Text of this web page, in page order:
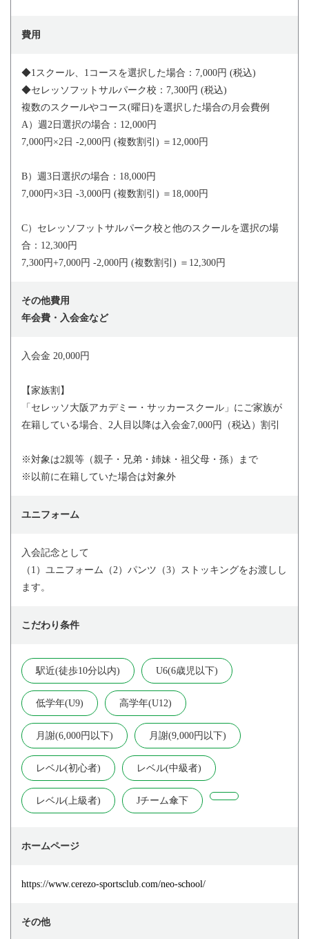
費用
◆1スクール、1コースを選択した場合：7,000円 (税込)
◆セレッソフットサルパーク校：7,300円 (税込)
複数のスクールやコース(曜日)を選択した場合の月会費例
A）週2日選択の場合：12,000円
7,000円×2日 -2,000円 (複数割引) ＝12,000円
B）週3日選択の場合：18,000円
7,000円×3日 -3,000円 (複数割引) ＝18,000円
C）セレッソフットサルパーク校と他のスクールを選択の場
合：12,300円
7,300円+7,000円 -2,000円 (複数割引) ＝12,300円
その他費用
年会費・入会金など
入会金 20,000円
【家族割】
「セレッソ大阪アカデミー・サッカースクール」にご家族が
在籍している場合、2人目以降は入会金7,000円（税込）割引
※対象は2親等（親子・兄弟・姉妹・祖父母・孫）まで
※以前に在籍していた場合は対象外
ユニフォーム
入会記念として
（1）ユニフォーム（2）パンツ（3）ストッキングをお渡しし
ます。
こだわり条件
駅近(徒歩10分以内) U6(6歳児以下)
低学年(U9) 高学年(U12)
月謝(6,000円以下) 月謝(9,000円以下)
レベル(初心者) レベル(中級者)
レベル(上級者) Jチーム傘下
ホームページ
https://www.cerezo-sportsclub.com/neo-school/
その他